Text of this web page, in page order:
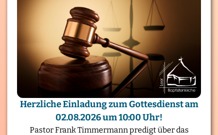
Herzliche Einladung zum Gottesdienst am
02.08.2026 um 10:00 Uhr!
Pastor Frank Timmermann predigt über das